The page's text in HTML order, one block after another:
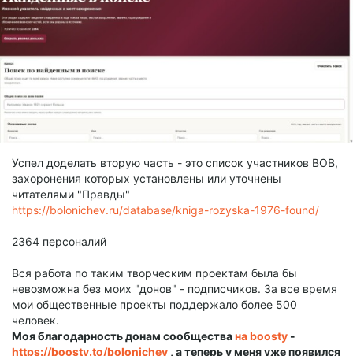
Успел доделать вторую часть - это список участников ВОВ,
захоронения которых установлены или уточнены
читателями "Правды"
https://bolonichev.ru/database/kniga-rozyska-1976-found/
2364 персоналий
Вся работа по таким творческим проектам была бы
невозможна без моих "донов" - подписчиков. За все время
мои общественные проекты поддержало более 500
человек.
Моя благодарность донам сообществана boosty -
https://boosty.to/bolonichev , а теперь у меня уже появился